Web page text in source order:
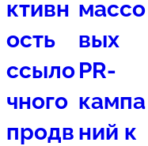
ктивн
ость
ссыло
чного
продв
массо
вых
PR-
кампа
ний к